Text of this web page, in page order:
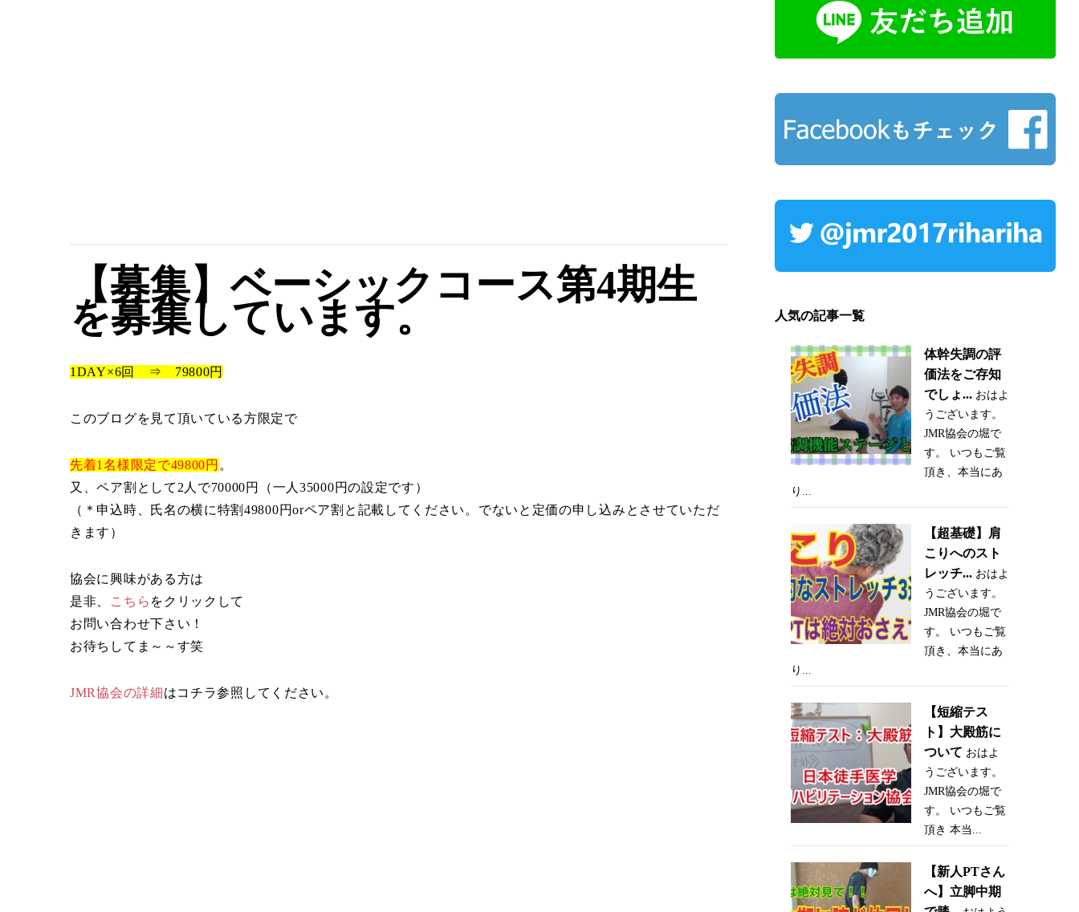
【募集】ベーシックコース第4期生
を募集しています。
1DAY×6回 ⇒ 79800円
このブログを見て頂いている方限定で
先着1名様限定で49800円 。
又、ペア割として2人で70000円（一人35000円の設定です）
（＊申込時、氏名の横に特割49800円orペア割と記載してください。でないと定価の申し込みとさせていただ
きます）
協会に興味がある方は
是非、
こちら をクリックして
お問い合わせ下さい！
お待ちしてま～～す笑
JMR協会の詳細はコチラ参照してください。
人気の記事一覧
体幹失調の評
価法をご存知
でしょ... おはよ
うございます。
JMR協会の堀で
す。 いつもご覧
頂き、本当にあ
り...
【超基礎】肩
こりへのスト
レッチ... おはよ
うございます。
JMR協会の堀で
す。 いつもご覧
頂き、本当にあ
り...
【短縮テス
ト】大殿筋に
ついて おはよ
うございます。
JMR協会の堀で
す。 いつもご覧
頂き 本当...
【新人PTさん
へ】立脚中期